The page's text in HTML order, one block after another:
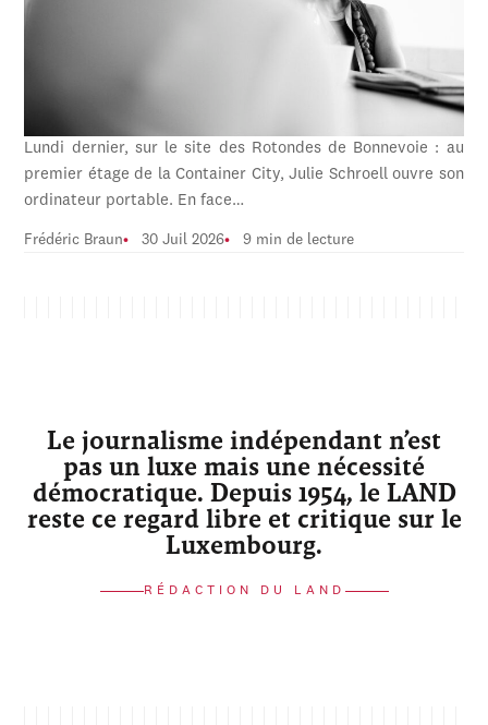
Lundi dernier, sur le site des Rotondes de Bonnevoie : au
premier étage de la Container City, Julie Schroell ouvre son
ordinateur portable. En face…
Frédéric Braun 30 Juil 2026 9 min de lecture
Le journalisme indépendant n’est
pas un luxe mais une nécessité
démocratique. Depuis 1954, le LAND
reste ce regard libre et critique sur le
Luxembourg.
RÉDACTION DU LAND